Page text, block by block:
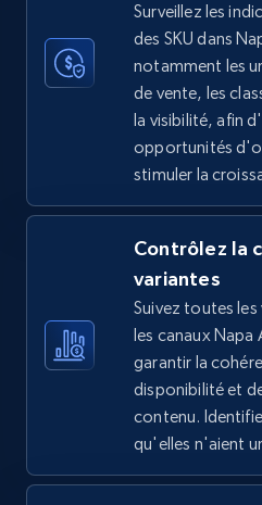
TikTok Shop - category
URL, Title, Available,
price, Final price, Discount
668+
TikTok Shop - Collect
by keywords search
URL, Title, Available,
price, Final price, Discount
Surveillez les
des SKU dans
notamment les
de vente, les
la visibilité, afin
opportunités
stimuler la
Contrôlez la
variantes
Suivez toutes
les canaux Napa
garantir la
disponibilité et
contenu.
qu'elles n'aient